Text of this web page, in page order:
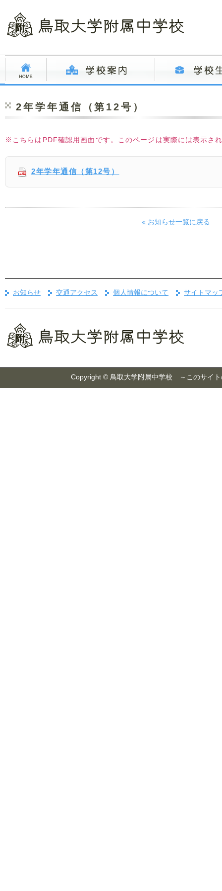
2年学年通信（第12号）
※こちらはPDF確認用画面です。このページは実際には表示さ
2年学年通信（第12号）
« お知らせ一覧に戻る
お知らせ 交通アクセス 個人情報について サイトマッ
Copyright © 鳥取大学附属中学校 ～このサイト